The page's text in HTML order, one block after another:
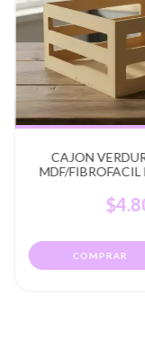
CAJON
MDF/FIBROFACIL